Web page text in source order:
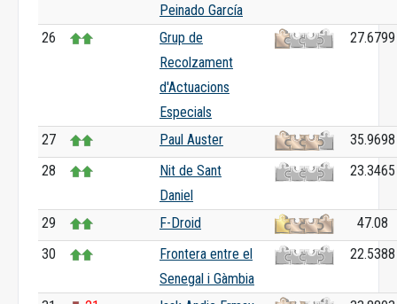
Peinado García
26
Grup de
Recolzament
d'Actuacions
Especials
27.6799
27 Paul Auster
35.9698
28
Nit de Sant
Daniel
23.3465
29 F-Droid
47.08
30
Frontera entre el
Senegal i Gàmbia
22.5388